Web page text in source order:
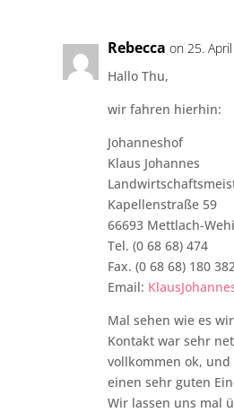
Rebecca on 25.
Hallo Thu,
wir fahren hierhin:
Johanneshof
Klaus Johannes
Kapellenstraße 59
66693 Mettlach-
Tel. (0 68 68) 474
Fax. (0 68 68) 180
Email:
Mal sehen wie es
Kontakt war sehr
vollkommen ok,
einen sehr guten
Wir lassen uns mal